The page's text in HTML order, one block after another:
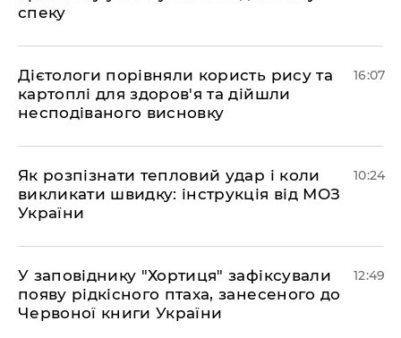
спеку
Дієтологи порівняли користь рису та
картоплі для здоров'я та дійшли
несподіваного висновку
16:07
Як розпізнати тепловий удар і коли
викликати швидку: інструкція від МОЗ
України
10:24
У заповіднику "Хортиця" зафіксували
появу рідкісного птаха, занесеного до
Червоної книги України
12:49